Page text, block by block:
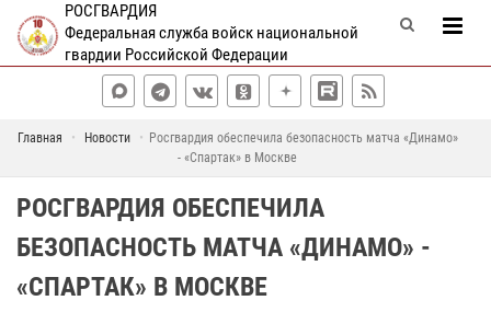
РОСГВАРДИЯ
Федеральная служба войск национальной
гвардии Российской Федерации
Главная Новости
Росгвардия обеспечила безопасность матча «Динамо»
- «Спартак» в Москве
РОСГВАРДИЯ ОБЕСПЕЧИЛА
БЕЗОПАСНОСТЬ МАТЧА «ДИНАМО» -
«СПАРТАК» В МОСКВЕ